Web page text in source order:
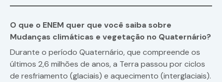
O que o ENEM quer que você saiba sobre
Mudanças climáticas e vegetação no Quaternário?
Durante o período Quaternário, que compreende os
últimos 2,6 milhões de anos, a Terra passou por ciclos
de resfriamento (glaciais) e aquecimento (interglaciais).